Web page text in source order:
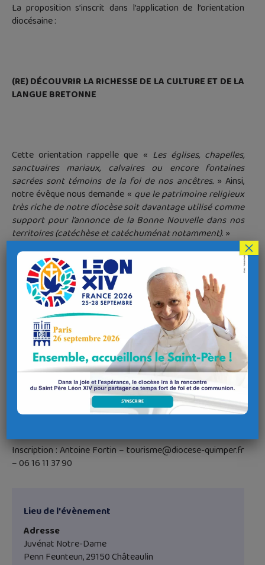
La proposition s’inscrit dans l’application de l’orientation
diocésaine :
(RE) DÉCOUVRIR LA RICHESSE DE LA CULTURE ET DE LA
LANGUE BRETONNE
Cette orientation rappelle que « Les églises, chapelles,
sanctuaires mariaux, calvaires ou encore fontaines
sacrées sont témoins de la foi de nos ancêtres.» Ainsi,
notre évêque nous demande « que le patrimoine religieux
très riche de notre diocèse soit davantage utilisé comme
support pour l’annonce de la Bonne Nouvelle dans nos
territoires (catéchèse et catéchuménat notamment). »
La journée s’intéressera à l’usage que nous faisons de ce
patrimoine, aujourd’hui. Dans une société sécularisée, mais
aussi une forte demande de démarche catéchuménale,
comment utilise-t-on ces richesses, témoins de nos racines
? Quelle vie dans nos chapelles et nos églises ?
Samedi 22 mai 2027
de 9h30 à 16h30 au Juvénat
Notre-Dame, Châteaulin
Public : les membres des comités de chapelles, les membres
des équipes pastorales, les services diocésains (catéchèse,
catéchuménat, fraternités…), les mairies, toutes les
personnes intéressées
Inscription : Antoine Fortin – tourisme@diocese-quimper.fr
– 06 16 11 37 90
Lieu de l'évènement
Adresse
Juvénat Notre-Dame
Penn Feunteun, 29150 Châteaulin
×